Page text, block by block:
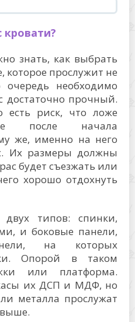
кровати?
знать, как выбрать
которое прослужит не
необходимо
достаточно прочный.
есть риск, что ложе
после начала
же, именно на него
Их размеры должны
будет съезжать или
хорошо отдохнуть
типов: спинки,
и боковые панели,
на которых
Опорой в таком
или платформа.
их ДСП и МДФ, но
металла прослужат